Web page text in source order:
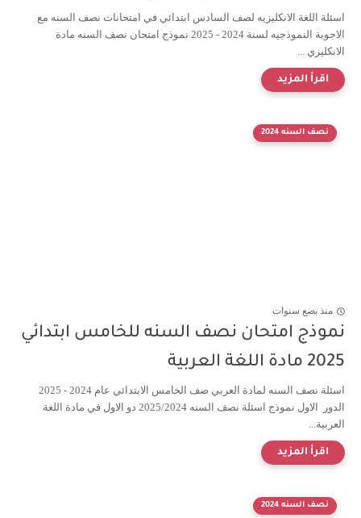
اسئلة اللغة الانكليزيه لصف السادس ابتدائي في امتحانات نصف السنه مع
الاجوبة النموذجيه لسنة 2024 - 2025 نموذج امتحان نصف السنه مادة
الانكليزي ...
نصف السنه 2024
منذ بضع سنوات
نموذج امتحان نصف السنه للخامس ابتدائي
2025 مادة اللغة العربية
اسئلة نصف السنه لمادة العربي صف الخامس الابتدائي عام 2024 - 2025
الدور الاول نموذج اسئلة نصف السنه 2025/2024 دو الاول في مادة اللغة
العربية...
نصف السنه 2024